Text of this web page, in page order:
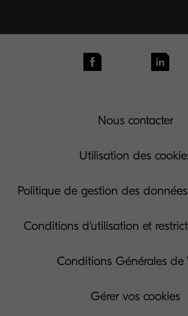
Nous contacter
Utilisation des
Politique de gestion des
Conditions d'utilisation et
Conditions Générales de
Gérer vos cookies